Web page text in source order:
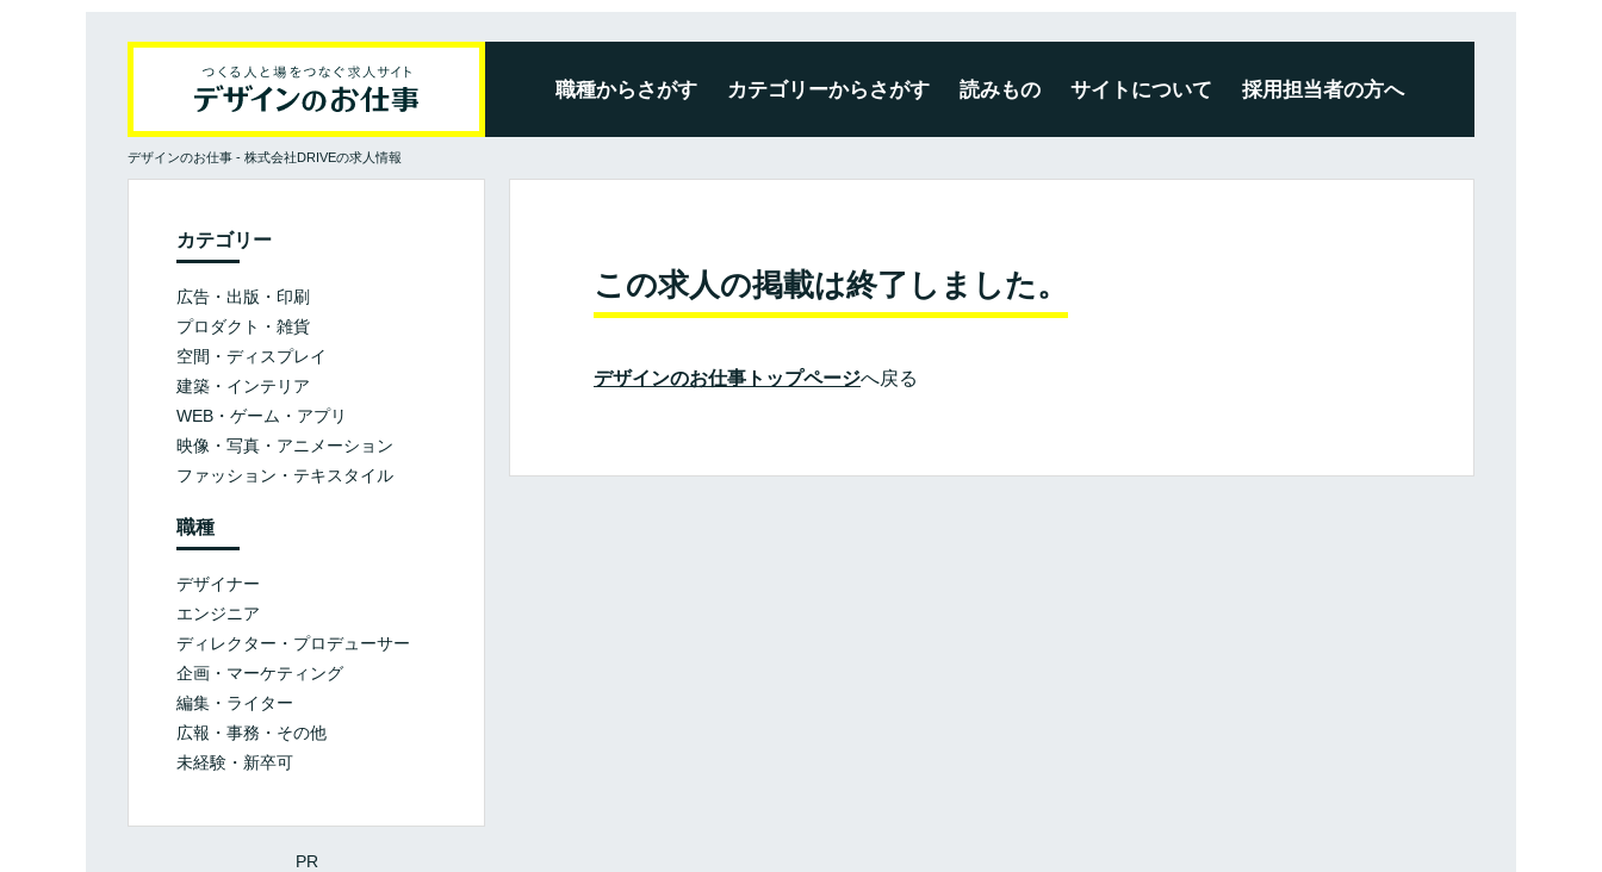
職種からさがす カテゴリーからさがす 読みもの サイトについて 採用担当者の方へ
デザインのお仕事 - 株式会社DRIVEの求人情報
この求人の掲載は終了しました。
デザインのお仕事トップページへ戻る
カテゴリー
広告・出版・印刷
プロダクト・雑貨
空間・ディスプレイ
建築・インテリア
WEB・ゲーム・アプリ
映像・写真・アニメーション
ファッション・テキスタイル
職種
デザイナー
エンジニア
ディレクター・プロデューサー
企画・マーケティング
編集・ライター
広報・事務・その他
未経験・新卒可
PR